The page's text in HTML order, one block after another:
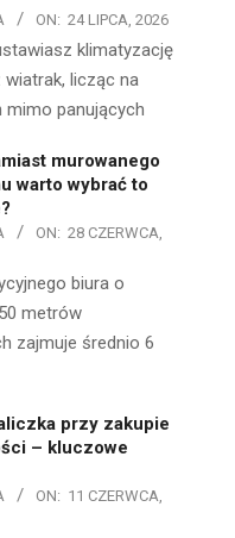
ON: 24 LIPCA, 2026
klimatyzację
wiatrak, licząc na
mimo panujących
murowanego
warto wybrać to
ON: 28 CZERWCA,
biura o
metrów
zajmuje średnio 6
przy zakupie
– kluczowe
ON: 11 CZERWCA,